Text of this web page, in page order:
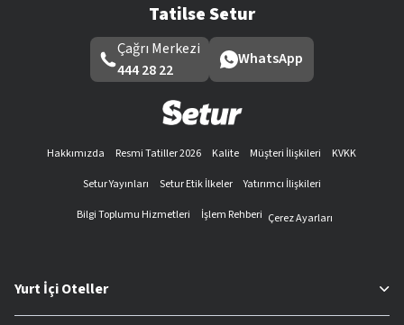
Tatilse Setur
Çağrı Merkezi
444 28 22
WhatsApp
Hakkımızda Resmi Tatiller 2026 Kalite Müşteri İlişkileri
KVKK
Setur Yayınları
Setur Etik İlkeler
Yatırımcı İlişkileri
Bilgi Toplumu Hizmetleri
İşlem Rehberi Çerez Ayarları
Yurt İçi Oteller